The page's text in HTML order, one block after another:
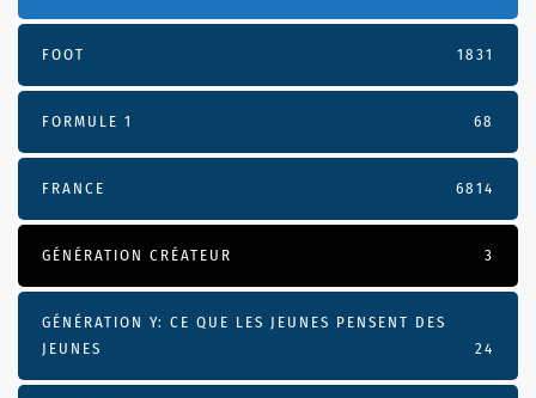
FOOT 1831
FORMULE 1 68
FRANCE 6814
GÉNÉRATION CRÉATEUR 3
GÉNÉRATION Y: CE QUE LES JEUNES PENSENT DES
JEUNES
24